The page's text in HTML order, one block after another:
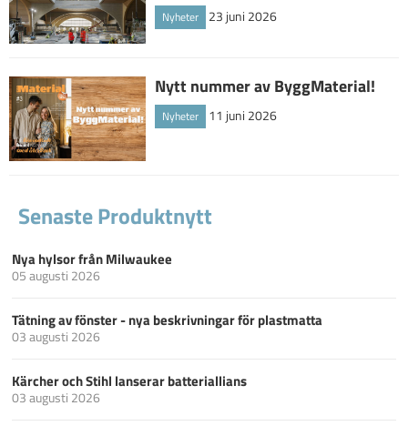
Nyheter 23 juni 2026
Nytt nummer av ByggMaterial!
Nyheter 11 juni 2026
Senaste Produktnytt
Nya hylsor från Milwaukee
05 augusti 2026
Tätning av fönster - nya beskrivningar för plastmatta
03 augusti 2026
Kärcher och Stihl lanserar batteriallians
03 augusti 2026